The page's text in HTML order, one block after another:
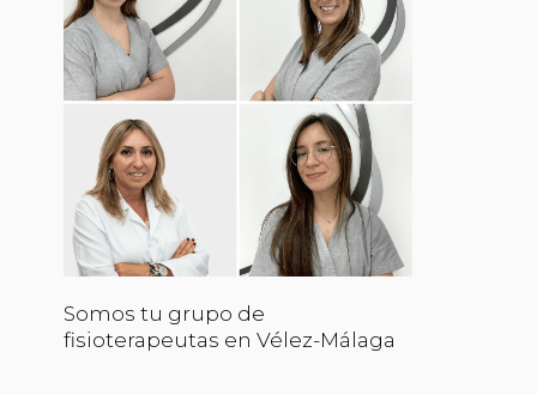
Somos tu grupo de
fisioterapeutas en Vélez-Málaga